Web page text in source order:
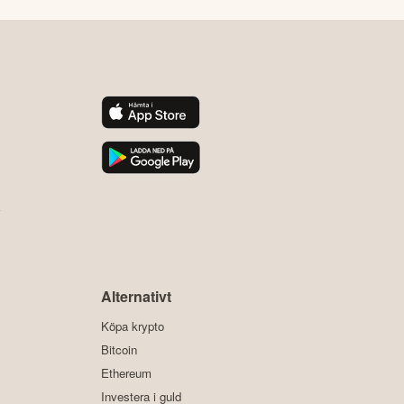
Alternativt
Köpa krypto
Bitcoin
Ethereum
Investera i guld